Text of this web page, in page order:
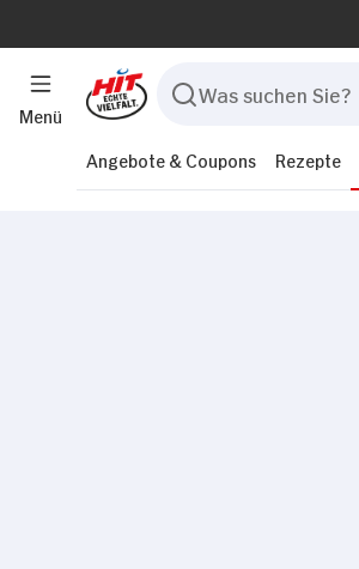
Menü
Angebote & Coupons Rezepte